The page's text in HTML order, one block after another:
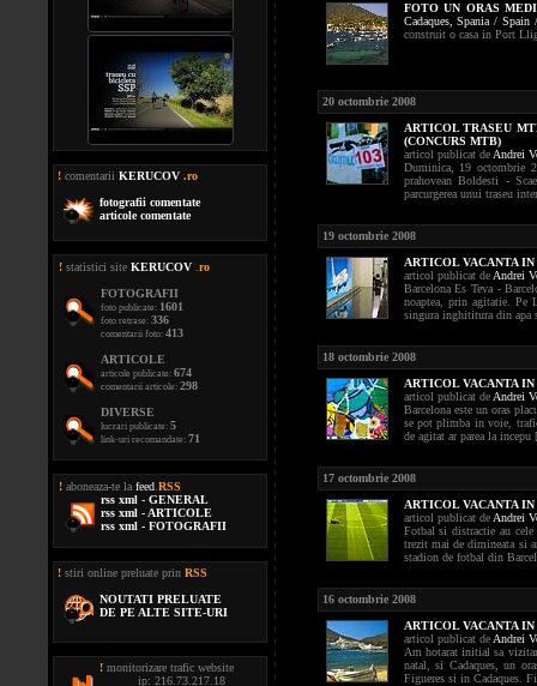
! comentarii KERUCOV .ro
fotografii comentate
articole comentate
! statistici site KERUCOV ro
FOTOGRAFII
foto publicate: 1601
foto retrase: 336
comentarii foto: 413
ARTICOLE
articole publicate: 674
comentarii articole: 298
DIVERSE
lucrari publicate: 5
link-uri recomandate: 71
! aboneaza-te la feed RSS
rss xml - GENERAL
rss xml - ARTICOLE
rss xml - FOTOGRAFII
! stiri online preluate prin RSS
NOUTATI PRELUATE
DE PE ALTE SITE-URI
! monitorizare trafic website
ip: 216.73.217.18
FOTO UN ORAS
Cadaques,Spania / Spain
construit o casa in Port
20 octombrie 2008
ARTICOL TRASEU
(CONCURS MTB)
articol publicat de Andrei
Duminica, 19 octombrie
prahovean Boldesti -
parcurgerea unui traseu
19 octombrie 2008
ARTICOL VACANTA
articol publicat de Andrei
Barcelona Es Teva -
noaptea, prin agitatie. Pe
singura inghititura din apa
18 octombrie 2008
ARTICOL VACANTA
articol publicat de Andrei
Barcelona este un oras
se pot plimba in voie,
de agitat ar parea la
17 octombrie 2008
ARTICOL VACANTA
articol publicat de Andrei
Fotbal si distractie au cele
trezit mai de dimineata si
stadion de fotbal din
16 octombrie 2008
ARTICOL VACANTA
articol publicat de Andrei
Am hotarat initial sa
natal, si Cadaques, un
Figueres si in Cadaques.